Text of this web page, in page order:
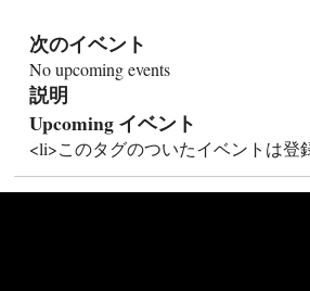
次のイベント
No upcoming events
説明
Upcoming イベント
<li>このタグのついたイベントは登